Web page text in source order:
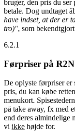
bruger, den pris du
betale. Dog undtaget
have indset, at der er
tro)", som
6.2.1
Førpriser på
De oplyste førpriser er
pris, du kan købe
menukort.
på take away, fx med
end deres almindelige
vi ikke højde for.